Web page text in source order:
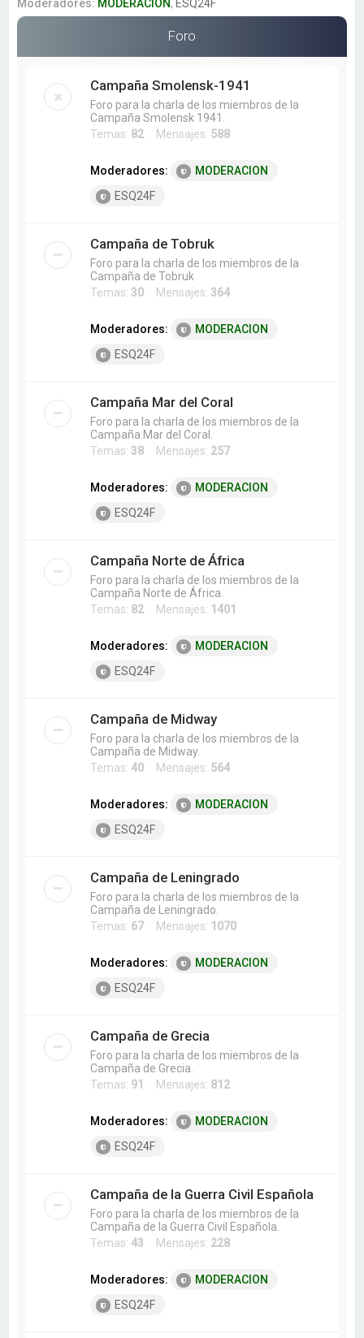
r
Moderadores: MODERACION, ESQ24F
Foro
Campaña Smolensk-1941
Foro para la charla de los miembros de la
Campaña Smolensk 1941.
Temas: 82Mensajes: 588
Moderadores:
MODERACION
ESQ24F
Campaña de Tobruk
Foro para la charla de los miembros de la
Campaña de Tobruk
Temas: 30 Mensajes: 364
Moderadores:
MODERACION
ESQ24F
Campaña Mar del Coral
Foro para la charla de los miembros de la
Campaña Mar del Coral.
Temas: 38 Mensajes: 257
Moderadores:
MODERACION
ESQ24F
Campaña Norte de África
Foro para la charla de los miembros de la
Campaña Norte de África.
Temas: 82Mensajes: 1401
Moderadores:
MODERACION
ESQ24F
Campaña de Midway
Foro para la charla de los miembros de la
Campaña de Midway.
Temas:40 Mensajes: 564
Moderadores:
MODERACION
ESQ24F
Campaña de Leningrado
Foro para la charla de los miembros de la
Campaña de Leningrado.
Temas: 67Mensajes: 1070
Moderadores:
MODERACION
ESQ24F
Campaña de Grecia
Foro para la charla de los miembros de la
Campaña de Grecia.
Temas: 91 Mensajes: 812
Moderadores:
MODERACION
ESQ24F
Campaña de la Guerra Civil Española
Foro para la charla de los miembros de la
Campaña de la Guerra Civil Española.
Temas:43 Mensajes: 228
Moderadores:
MODERACION
ESQ24F